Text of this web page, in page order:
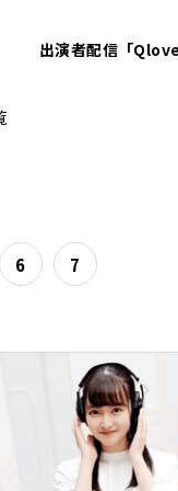
出演者配信「
香
6 7